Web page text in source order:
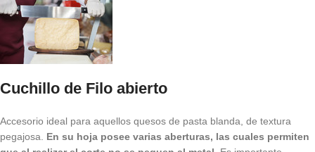
Cuchillo de Filo abierto
Accesorio ideal para aquellos quesos de pasta blanda, de textura
pegajosa. En su hoja posee varias aberturas, las cuales permiten